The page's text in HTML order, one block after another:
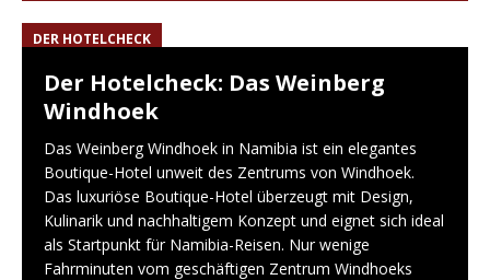
DER HOTELCHECK
Der Hotelcheck: Das Weinberg
Windhoek
Das Weinberg Windhoek in Namibia ist ein elegantes
Boutique-Hotel unweit des Zentrums von Windhoek.
Das luxuriöse Boutique-Hotel überzeugt mit Design,
Kulinarik und nachhaltigem Konzept und eignet sich ideal
als Startpunkt für Namibia-Reisen. Nur wenige
Fahrminuten vom geschäftigen Zentrum Windhoeks